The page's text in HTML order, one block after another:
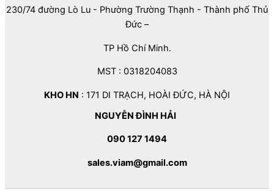
230/74 đường Lò Lu - Phường Trường Thạnh - Thành phố Thủ
Đức –
TP Hồ Chí Minh.
MST : 0318204083
KHO HN : 171 DI TRẠCH, HOÀI ĐỨC, HÀ NỘI
NGUYỄN ĐÌNH HẢI
090 127 1494
sales.viam@gmail.com